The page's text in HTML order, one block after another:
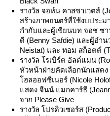
รางวัล จอห์น คาสซาเวตส์
สร้างภาพยนตร์ที่ใช้งบประม
กำกับและผู้เขียนบท จอช ซ
ดี (Benny Safdie) และผู้อำ
Neistat) และ ทอม สก็อตต์
รางวัล โรเบิร์ต อัลต์แมน
หัวหน้าฝ่ายคัดเลือกนักแสด
โฮลออฟซีเนอร์ (Nicole
แสดง จีนน์ แมกคาร์ธี
จาก Please Give
รางวัล โปรดิวเซอร์ส